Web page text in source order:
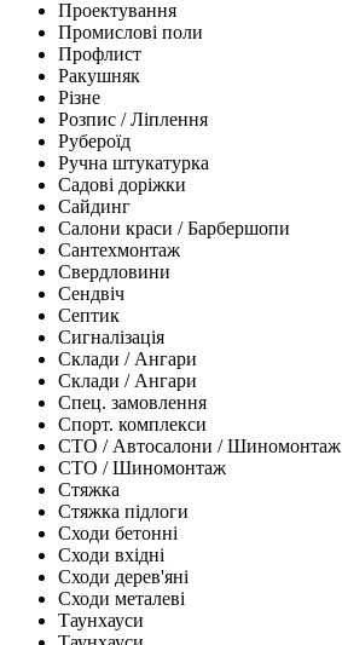
Проектування
Промислові поли
Профлист
Ракушняк
Різне
Розпис / Ліплення
Рубероїд
Ручна штукатурка
Садові доріжки
Сайдинг
Салони краси / Барбершопи
Сантехмонтаж
Свердловини
Сендвіч
Септик
Сигналізація
Склади / Ангари
Склади / Ангари
Спец. замовлення
Спорт. комплекси
СТО / Автосалони / Шиномонтаж
СТО / Шиномонтаж
Стяжка
Стяжка підлоги
Сходи бетонні
Сходи вхідні
Сходи дерев'яні
Сходи металеві
Таунхауси